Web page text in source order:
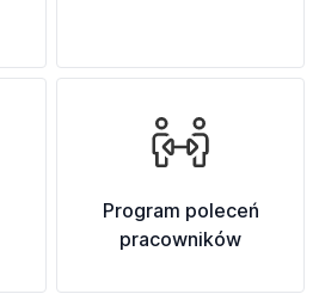
Program poleceń
pracowników